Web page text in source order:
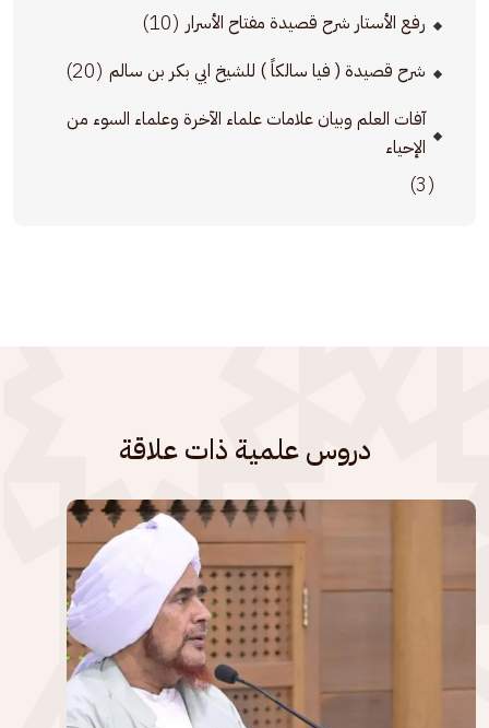
رفع الأستار شرح قصيدة مفتاح الأسرار (10)
شرح قصيدة ( فيا سالكاً ) للشيخ ابي بكر بن سالم (20)
آفات العلم وبيان علامات علماء الآخرة وعلماء السوء من
الإحياء
(3)
دروس علمية ذات علاقة
الصورة